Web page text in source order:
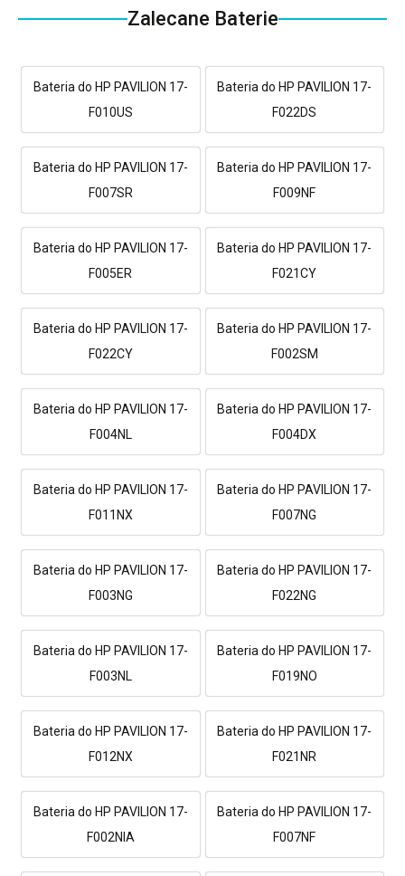
Zalecane Baterie
Bateria do HP PAVILION 17-
F010US
Bateria do HP PAVILION 17-
F022DS
Bateria do HP PAVILION 17-
F007SR
Bateria do HP PAVILION 17-
F009NF
Bateria do HP PAVILION 17-
F005ER
Bateria do HP PAVILION 17-
F021CY
Bateria do HP PAVILION 17-
F022CY
Bateria do HP PAVILION 17-
F002SM
Bateria do HP PAVILION 17-
F004NL
Bateria do HP PAVILION 17-
F004DX
Bateria do HP PAVILION 17-
F011NX
Bateria do HP PAVILION 17-
F007NG
Bateria do HP PAVILION 17-
F003NG
Bateria do HP PAVILION 17-
F022NG
Bateria do HP PAVILION 17-
F003NL
Bateria do HP PAVILION 17-
F019NO
Bateria do HP PAVILION 17-
F012NX
Bateria do HP PAVILION 17-
F021NR
Bateria do HP PAVILION 17-
F002NIA
Bateria do HP PAVILION 17-
F007NF